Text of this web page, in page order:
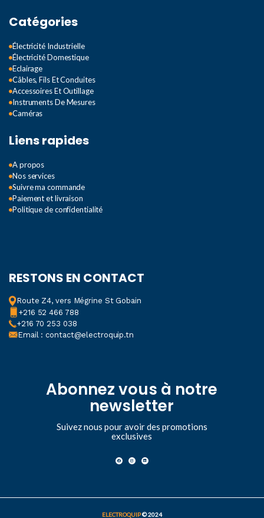
Catégories
Électricité Industrielle
Électricité Domestique
Eclairage
Câbles, Fils Et Conduites
Accessoires Et Outillage
Instruments De Mesures
Caméras
Liens rapides
A propos
Nos services
Suivre ma commande
Paiement et livraison
Politique de confidentialité
RESTONS EN CONTACT
Route Z4, vers Mégrine St Gobain
+216 52 466 788
+216 70 253 038
Email : contact@electroquip.tn
Abonnez vous à notre
newsletter
Suivez nous pour avoir des promotions
exclusives
ELECTROQUIP© 2024